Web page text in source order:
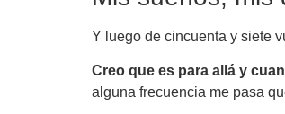
Y luego de cincuenta y siete
Creo que es para allá y
alguna frecuencia me pasa